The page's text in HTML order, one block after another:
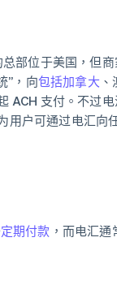
部位于美国，但
”，向包括加拿大
ACH 支付。不过
用户可通过电汇向
定期付款 ，而电汇